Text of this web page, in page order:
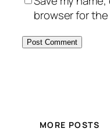
browser for
MORE POSTS